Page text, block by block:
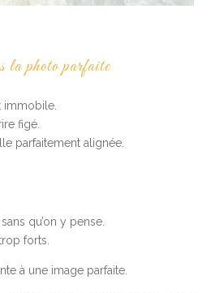
la photo parfaite
immobile.
figé.
parfaitement alignée.
qu’on y pense.
forts.
à une image parfaite.